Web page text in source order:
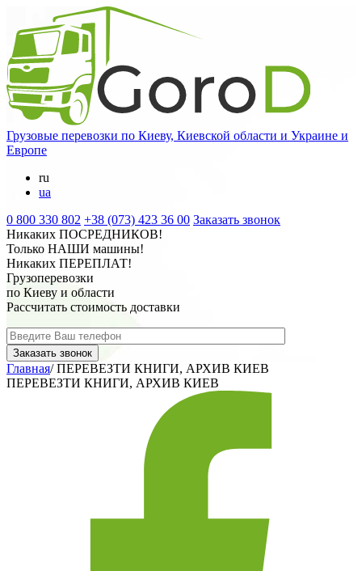
Грузовые перевозки по Киеву, Киевской области и Украине и
Европе
ru
ua
0 800 330 802 +38 (073) 423 36 00 Заказать звонок
Никаких ПОСРЕДНИКОВ!
Только НАШИ машины!
Никаких ПЕРЕПЛАТ!
Грузоперевозки
по Киеву и области
Рассчитать стоимость доставки
Главная/ ПЕРЕВЕЗТИ КНИГИ, АРХИВ КИЕВ
ПЕРЕВЕЗТИ КНИГИ, АРХИВ КИЕВ